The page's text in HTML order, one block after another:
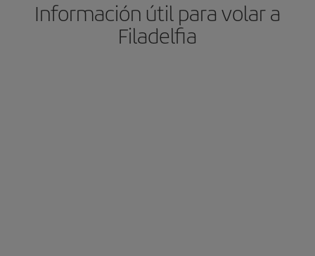
Información útil para volar a
Filadelfia